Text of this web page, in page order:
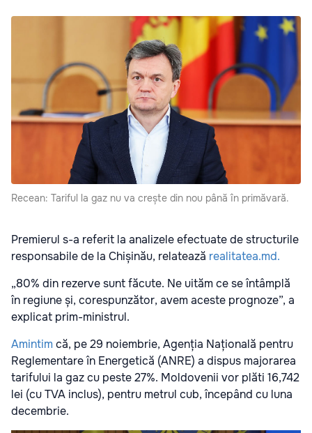
Recean: Tariful la gaz nu va crește din nou până în primăvară.
Premierul s-a referit la analizele efectuate de structurile
responsabile de la Chișinău, relatează realitatea.md.
„80% din rezerve sunt făcute. Ne uităm ce se întâmplă
în regiune și, corespunzător, avem aceste prognoze”, a
explicat prim-ministrul.
Amintim că, pe 29 noiembrie, Agenția Națională pentru
Reglementare în Energetică (ANRE) a dispus majorarea
tarifului la gaz cu peste 27%. Moldovenii vor plăti 16,742
lei (cu TVA inclus), pentru metrul cub, începând cu luna
decembrie.